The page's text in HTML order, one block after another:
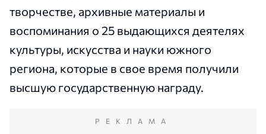
творчестве, архивные материалы и
воспоминания о 25 выдающихся деятелях
культуры, искусства и науки южного
региона, которые в свое время получили
высшую государственную награду.
РЕКЛАМА